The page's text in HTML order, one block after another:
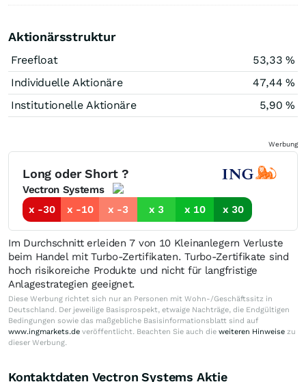
Aktionärsstruktur
Freefloat
53,33 %
Individuelle Aktionäre
47,44 %
Institutionelle Aktionäre
5,90 %
Werbung
Long oder Short ?
Vectron Systems
x -30
x -10 x -3 x 3 x 10 x 30
Im Durchschnitt erleiden 7 von 10 Kleinanlegern Verluste
beim Handel mit Turbo-Zertifikaten. Turbo-Zertifikate sind
hoch risikoreiche Produkte und nicht für langfristige
Anlagestrategien geeignet.
Diese Werbung richtet sich nur an Personen mit Wohn-/Geschäftssitz in
Deutschland. Der jeweilige Basisprospekt, etwaige Nachträge, die Endgültigen
Bedingungen sowie das maßgebliche Basisinformationsblatt sind auf
www.ingmarkets.de veröffentlicht. Beachten Sie auch die weiteren Hinweise zu
dieser Werbung.
Kontaktdaten Vectron Systems Aktie